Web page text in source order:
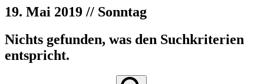
19. Mai 2019 // Sonntag
Nichts gefunden, was den Suchkriterien
entspricht.